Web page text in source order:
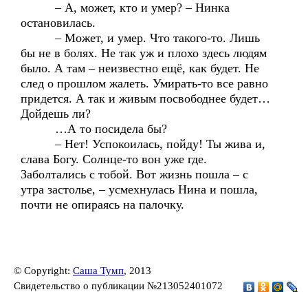
– А, может, кто и умер? – Нинка
остановилась.
– Может, и умер. Что такого-то. Лишь
бы не в болях. Не так уж и плохо здесь людям
было. А там – неизвестно ещё, как будет. Не
след о прошлом жалеть. Умирать-то все равно
придется. А так и живым посвободнее будет…
Дойдешь ли?
…А то посидела бы?
– Нет! Успокоилась, пойду! Ты жива и,
слава Богу. Солнце-то вон уже где.
Заболтались с тобой. Вот жизнь пошла – с
утра застолье, – усмехнулась Нина и пошла,
почти не опираясь на палочку.
© Copyright: Саша Тумп, 2013
Свидетельство о публикации №213052401072